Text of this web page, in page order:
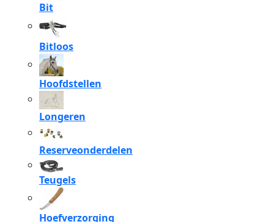
Bit
Bitloos
Hoofdstellen
Longeren
Reserveonderdelen
Teugels
Hoefverzorging